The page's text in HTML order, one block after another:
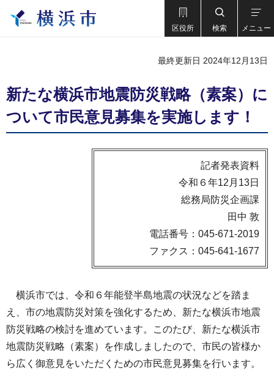
区役所 検索 メニュー
最終更新日 2024年12月13日
新たな横浜市地震防災戦略（素案）に
ついて市民意見募集を実施します！
記者発表資料
令和６年12月13日
総務局防災企画課
田中 敦
電話番号：045-671-2019
ファクス：045-641-1677
横浜市では、令和６年能登半島地震の状況などを踏ま
え、市の地震防災対策を強化するため、新たな横浜市地震
防災戦略の検討を進めています。このたび、新たな横浜市
地震防災戦略（素案）を作成しましたので、市民の皆様か
ら広く御意見をいただくための市民意見募集を行います。